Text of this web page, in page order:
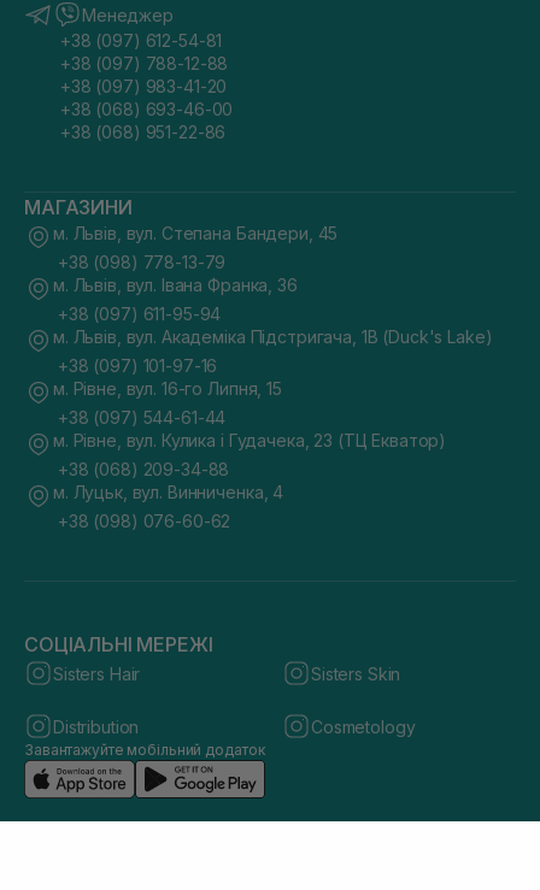
Менеджер
+38 (097) 612-54-81
+38 (097) 788-12-88
+38 (097) 983-41-20
+38 (068) 693-46-00
+38 (068) 951-22-86
МАГАЗИНИ
м. Львів, вул. Степана Бандери, 45
+38 (098) 778-13-79
м. Львів, вул. Івана Франка, 36
+38 (097) 611-95-94
м. Львів, вул. Академіка Підстригача, 1В (Duck's Lake)
+38 (097) 101-97-16
м. Рівне, вул. 16-го Липня, 15
+38 (097) 544-61-44
м. Рівне, вул. Кулика і Гудачека, 23 (ТЦ Екватор)
+38 (068) 209-34-88
м. Луцьк, вул. Винниченка, 4
+38 (098) 076-60-62
СОЦІАЛЬНІ МЕРЕЖІ
Sisters Hair Sisters Skin
Distribution Cosmetology
Завантажуйте мобільний додаток